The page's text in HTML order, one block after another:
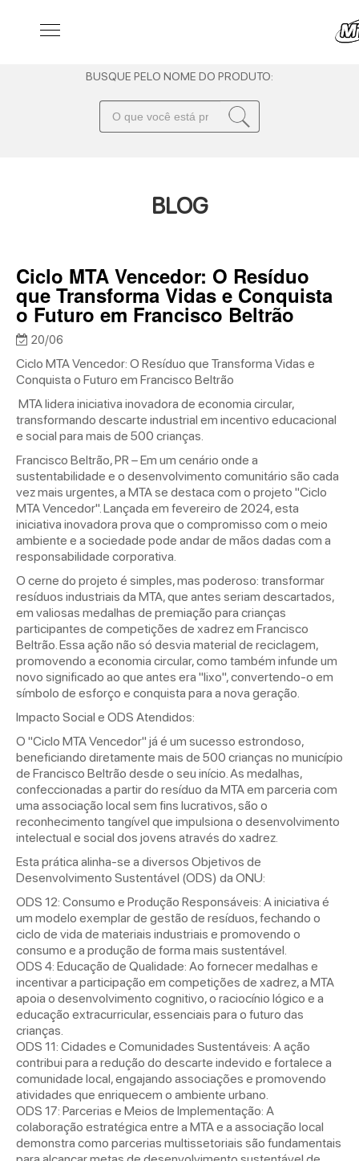
BUSQUE PELO NOME DO PRODUTO:
BLOG
Ciclo MTA Vencedor: O Resíduo
que Transforma Vidas e Conquista
o Futuro em Francisco Beltrão
20/06
Ciclo MTA Vencedor: O Resíduo que Transforma Vidas e
Conquista o Futuro em Francisco Beltrão
MTA lidera iniciativa inovadora de economia circular,
transformando descarte industrial em incentivo educacional
e social para mais de 500 crianças.
Francisco Beltrão, PR – Em um cenário onde a
sustentabilidade e o desenvolvimento comunitário são cada
vez mais urgentes, a MTA se destaca com o projeto "Ciclo
MTA Vencedor". Lançada em fevereiro de 2024, esta
iniciativa inovadora prova que o compromisso com o meio
ambiente e a sociedade pode andar de mãos dadas com a
responsabilidade corporativa.
O cerne do projeto é simples, mas poderoso: transformar
resíduos industriais da MTA, que antes seriam descartados,
em valiosas medalhas de premiação para crianças
participantes de competições de xadrez em Francisco
Beltrão. Essa ação não só desvia material de reciclagem,
promovendo a economia circular, como também infunde um
novo significado ao que antes era "lixo", convertendo-o em
símbolo de esforço e conquista para a nova geração.
Impacto Social e ODS Atendidos:
O "Ciclo MTA Vencedor" já é um sucesso estrondoso,
beneficiando diretamente mais de 500 crianças no município
de Francisco Beltrão desde o seu início. As medalhas,
confeccionadas a partir do resíduo da MTA em parceria com
uma associação local sem fins lucrativos, são o
reconhecimento tangível que impulsiona o desenvolvimento
intelectual e social dos jovens através do xadrez.
Esta prática alinha-se a diversos Objetivos de
Desenvolvimento Sustentável (ODS) da ONU:
ODS 12: Consumo e Produção Responsáveis: A iniciativa é
um modelo exemplar de gestão de resíduos, fechando o
ciclo de vida de materiais industriais e promovendo o
consumo e a produção de forma mais sustentável.
ODS 4: Educação de Qualidade: Ao fornecer medalhas e
incentivar a participação em competições de xadrez, a MTA
apoia o desenvolvimento cognitivo, o raciocínio lógico e a
educação extracurricular, essenciais para o futuro das
crianças.
ODS 11: Cidades e Comunidades Sustentáveis: A ação
contribui para a redução do descarte indevido e fortalece a
comunidade local, engajando associações e promovendo
atividades que enriquecem o ambiente urbano.
ODS 17: Parcerias e Meios de Implementação: A
colaboração estratégica entre a MTA e a associação local
demonstra como parcerias multissetoriais são fundamentais